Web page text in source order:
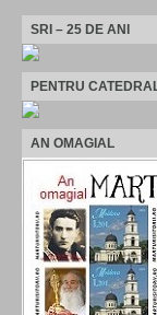
SRI – 25 DE ANI
PENTRU
AN OMAGIAL